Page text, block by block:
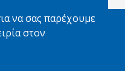
φωτογραφιών
του Σ.Ε.Π. και των
να σας παρέχουμε
στον